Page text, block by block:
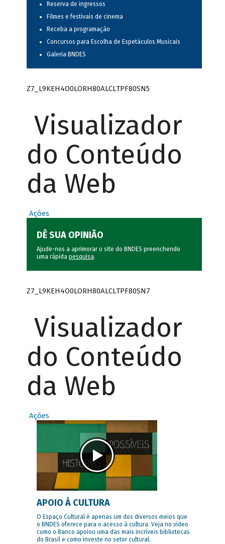
Reserva de ingressos
Filmes e festivais de cinema
Receba a programação
Concursos para Escolha de Espetáculos Musicais
Galeria BNDES
Z7_L9KEH4O0LORH80ALCLTPF80SN5
Visualizador
do Conteúdo
da Web
Ações
DÊ SUA OPINIÃO
Ajude-nos a aprimorar o site do BNDES preenchendo
uma rápida pesquisa.
Z7_L9KEH4O0LORH80ALCLTPF80SN7
Visualizador
do Conteúdo
da Web
Ações
APOIO À CULTURA
O Espaço Cultural é apenas um dos diversos meios que
o BNDES oferece para o acesso à cultura. Veja no vídeo
como o Banco apoiou uma das mais incríveis bibliotecas
do Brasil e como investe no setor cultural.